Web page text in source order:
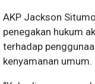
AKP Jackson
penegakan hukum
terhadap
kenyamanan umum.